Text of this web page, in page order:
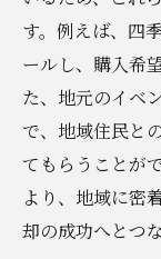
す。例えば、四
ールし、購入希
た、地元のイベ
で、地域住民と
てもらうことが
より、地域に密
却の成功へとつ